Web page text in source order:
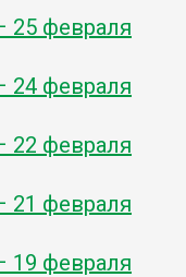
25 февраля
24 февраля
22 февраля
21 февраля
19 февраля